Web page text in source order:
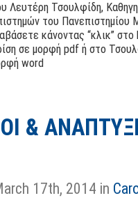
Λευτέρη Τσουλφίδη,
του Πανεπιστημίου
κάνοντας “κλικ”
σε μορφή pdf ή στο
word
&
17th, 2014 in